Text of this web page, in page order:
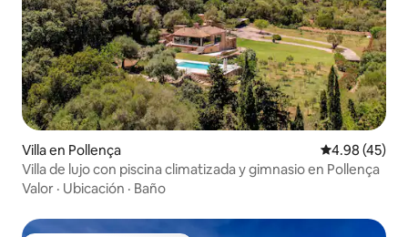
Villa en Pollença Calificación
4.98 (45)
Villa de lujo con piscina climatizada y gimnasio en Pollença
Valor · Ubicación · Baño